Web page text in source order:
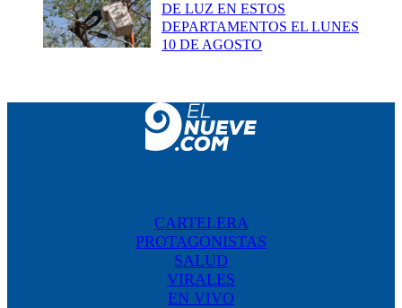
DE LUZ EN ESTOS
DEPARTAMENTOS EL LUNES
10 DE AGOSTO
CARTELERA
PROTAGONISTAS
SALUD
VIRALES
EN VIVO